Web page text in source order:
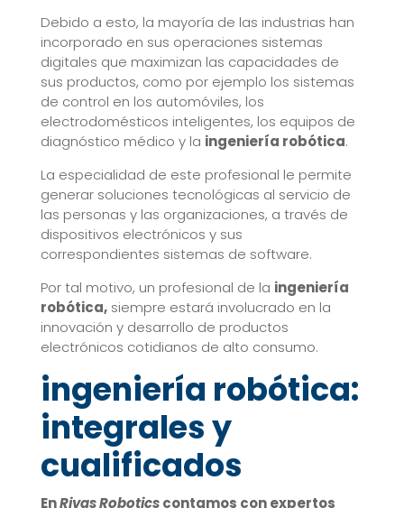
Debido a esto, la mayoría de las industrias han
incorporado en sus operaciones sistemas
digitales que maximizan las capacidades de
sus productos, como por ejemplo los sistemas
de control en los automóviles, los
electrodomésticos inteligentes, los equipos de
diagnóstico médico y la ingeniería robótica.
La especialidad de este profesional le permite
generar soluciones tecnológicas al servicio de
las personas y las organizaciones, a través de
dispositivos electrónicos y sus
correspondientes sistemas de software.
Por tal motivo, un profesional de la ingeniería
robótica,siempre estará involucrado en la
innovación y desarrollo de productos
electrónicos cotidianos de alto consumo.
ingeniería robótica:
integrales y
cualificados
EnRivas Roboticscontamos con expertos